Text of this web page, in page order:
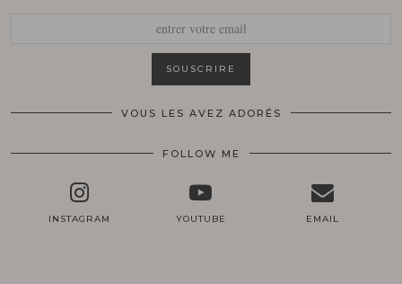
VOUS LES AVEZ ADORÉS
FOLLOW ME
INSTAGRAM YOUTUBE EMAIL